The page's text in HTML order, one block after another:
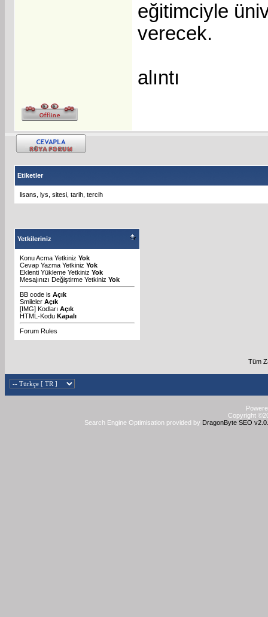
eğitimciyle
verecek.
alıntı
Etiketler
lisans lys sitesi tarih tercih
Yetkileriniz
Konu Acma Yetkiniz Yok
Cevap Yazma Yetkiniz Yok
Eklenti Yükleme Yetkiniz Yok
Mesajınızı Değiştirme Yetkiniz Yok
BB code is Açık
Smileler Açık
[IMG] Kodları Açık
HTML-Kodu Kapalı
Forum Rules
Tüm
Copyright
Search Engine Optimisation provided by DragonByte SEO